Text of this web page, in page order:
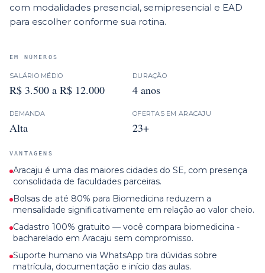
com modalidades presencial, semipresencial e EAD
para escolher conforme sua rotina.
EM NÚMEROS
SALÁRIO MÉDIO
R$ 3.500 a R$ 12.000
DURAÇÃO
4 anos
DEMANDA
Alta
OFERTAS EMARACAJU
23+
VANTAGENS
Aracaju é uma das maiores cidades do SE, com presença
consolidada de faculdades parceiras.
Bolsas de até 80% para Biomedicina reduzem a
mensalidade significativamente em relação ao valor cheio.
Cadastro 100% gratuito — você compara biomedicina -
bacharelado em Aracaju sem compromisso.
Suporte humano via WhatsApp tira dúvidas sobre
matrícula, documentação e início das aulas.